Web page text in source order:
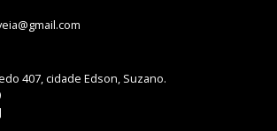
407, cidade Edson, Suzano.